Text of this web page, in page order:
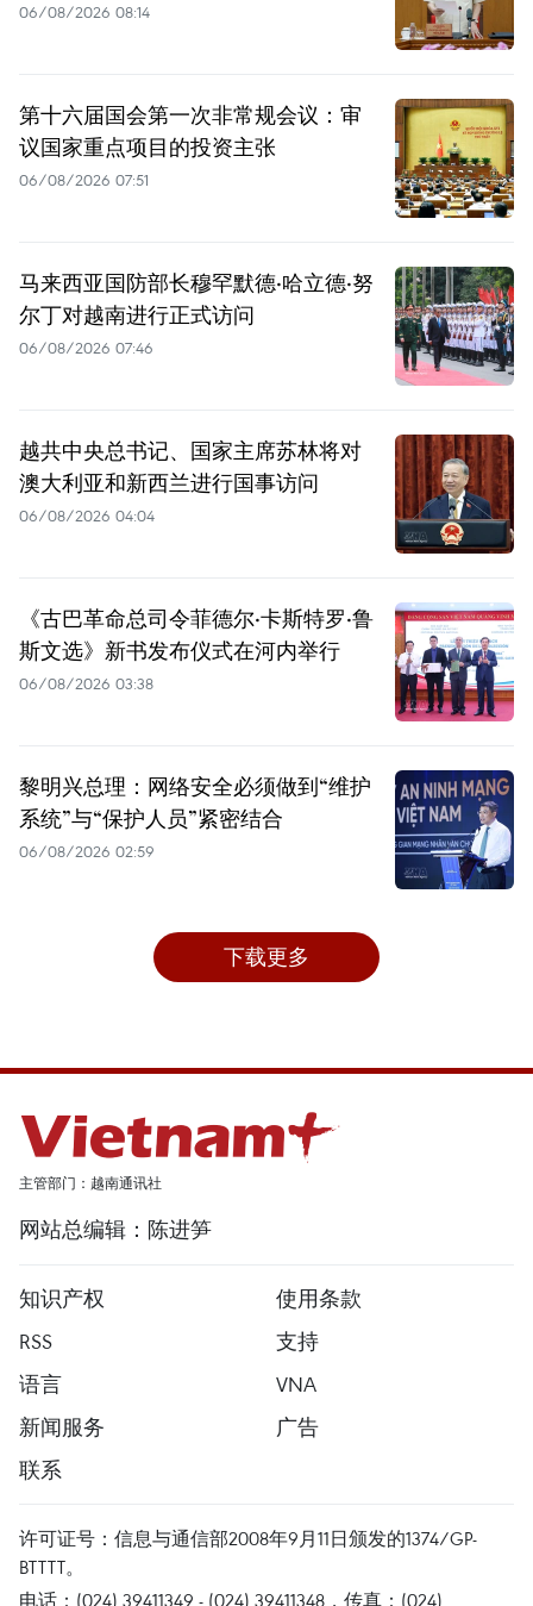
06/08/2026 08:14
第十六届国会第一次非常规会议：审
议国家重点项目的投资主张
06/08/2026 07:51
马来西亚国防部长穆罕默德·哈立德·努
尔丁对越南进行正式访问
06/08/2026 07:46
越共中央总书记、国家主席苏林将对
澳大利亚和新西兰进行国事访问
06/08/2026 04:04
《古巴革命总司令菲德尔·卡斯特罗·鲁
斯文选》新书发布仪式在河内举行
06/08/2026 03:38
黎明兴总理：网络安全必须做到“维护
系统”与“保护人员”紧密结合
06/08/2026 02:59
下载更多
主管部门：越南通讯社
网站总编辑：陈进笋
知识产权
使用条款
RSS
支持
语言
VNA
新闻服务
广告
联系
许可证号：信息与通信部2008年9月11日颁发的1374/GP-
BTTTT。
电话：(024) 39411349 - (024) 39411348，传真：(024)